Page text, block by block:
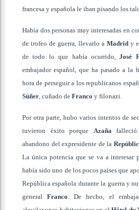
francesa y española le iban pisando los
Había dos personas muy interesadas en
de trofeo de guerra, llevarlo a Madrid y
de todo lo que había ocurrido,José
embajador español, que ha pasado a la
hora de perseguir a los republicanos
Súñer , cuñado de Franco y filonazi.
Por otra parte, hubo varios intentos de
tuvieron éxito porque Azaña
abandono del expresidente de la
La única potencia que se va a interesar
había sido uno de los pocos países que
República española durante la guerra y
generalFranco . De hecho, el